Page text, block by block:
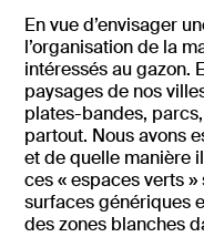
En vue d’envisager
l’organisation de la
intéressés au gazon.
paysages de nos
plates-bandes,
partout. Nous avons
et de quelle manière
ces « espaces verts
surfaces génériques
des zones blanches